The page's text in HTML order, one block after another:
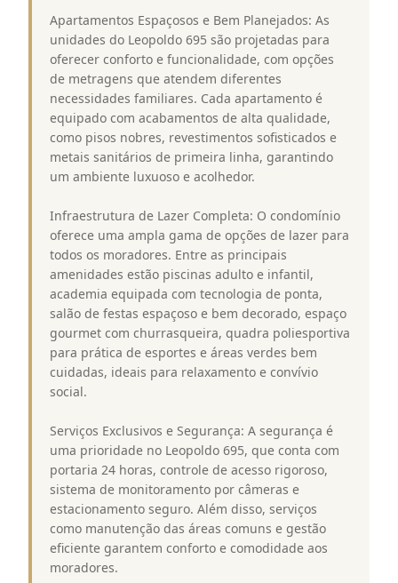
Apartamentos Espaçosos e Bem Planejados: As
unidades do Leopoldo 695 são projetadas para
oferecer conforto e funcionalidade, com opções
de metragens que atendem diferentes
necessidades familiares. Cada apartamento é
equipado com acabamentos de alta qualidade,
como pisos nobres, revestimentos sofisticados e
metais sanitários de primeira linha, garantindo
um ambiente luxuoso e acolhedor.
Infraestrutura de Lazer Completa: O condomínio
oferece uma ampla gama de opções de lazer para
todos os moradores. Entre as principais
amenidades estão piscinas adulto e infantil,
academia equipada com tecnologia de ponta,
salão de festas espaçoso e bem decorado, espaço
gourmet com churrasqueira, quadra poliesportiva
para prática de esportes e áreas verdes bem
cuidadas, ideais para relaxamento e convívio
social.
Serviços Exclusivos e Segurança: A segurança é
uma prioridade no Leopoldo 695, que conta com
portaria 24 horas, controle de acesso rigoroso,
sistema de monitoramento por câmeras e
estacionamento seguro. Além disso, serviços
como manutenção das áreas comuns e gestão
eficiente garantem conforto e comodidade aos
moradores.